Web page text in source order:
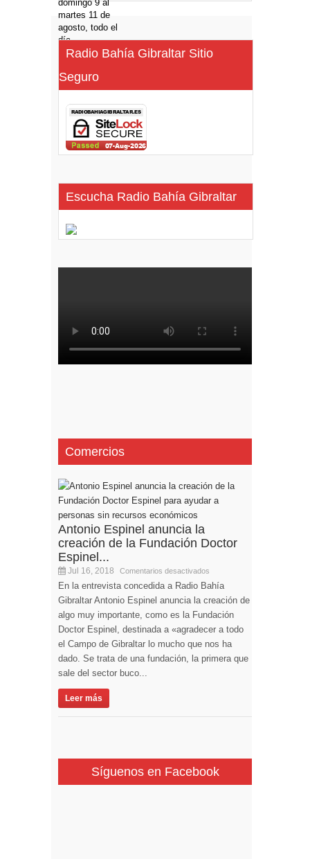
Radio Bahía Gibraltar Sitio
Seguro
Escucha Radio Bahía Gibraltar
Comercios
Antonio Espinel anuncia la
creación de la Fundación Doctor
Espinel...
Jul 16, 2018 Comentarios desactivados
En la entrevista concedida a Radio Bahía
Gibraltar Antonio Espinel anuncia la creación de
algo muy importante, como es la Fundación
Doctor Espinel, destinada a «agradecer a todo
el Campo de Gibraltar lo mucho que nos ha
dado. Se trata de una fundación, la primera que
sale del sector buco...
Leer más
Síguenos en Facebook